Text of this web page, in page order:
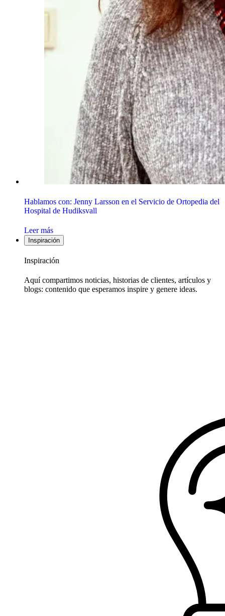
Hablamos con: Jenny Larsson en el Servicio de Ortopedia del
Hospital de Hudiksvall
Leer más
Inspiración
Inspiración
Aquí compartimos noticias, historias de clientes, artículos y
blogs: contenido que esperamos inspire y genere ideas.